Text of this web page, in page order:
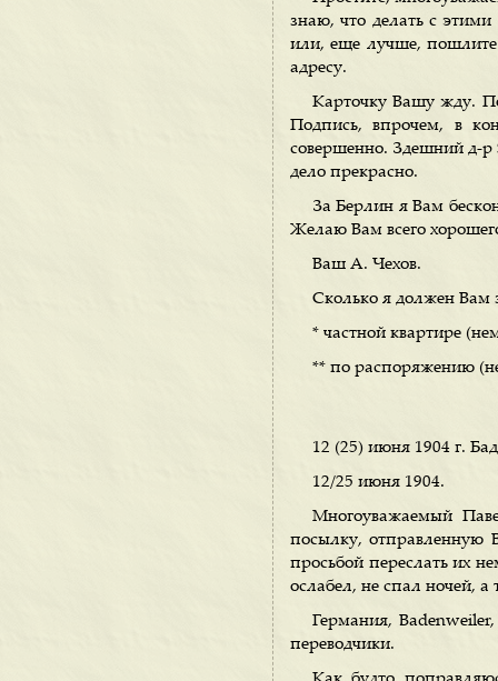
знаю, что делать с
или, еще лучше, пошлите
адресу.
Карточку Вашу жду.
Подпись, впрочем, в
совершенно. Здешний д-р
дело прекрасно.
За Берлин я Вам
Желаю Вам всего
Ваш А. Чехов.
Сколько я должен Вам
* частной квартире
** по распоряжению
12 (25) июня 1904 г.
12/25 июня 1904.
Многоуважаемый
посылку, отправленную
просьбой переслать их
ослабел, не спал ночей,
Германия,
переводчики.